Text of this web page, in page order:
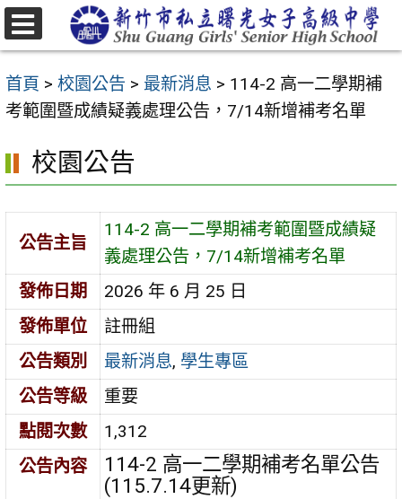
跳
至
要
內
區
首頁 > 校園公告 > 最新消息 > 114-2 高一二學期補
考範圍暨成績疑義處理公告，7/14新增補考名單
校園公告
公告主旨
114-2 高一二學期補考範圍暨成績疑
義處理公告，7/14新增補考名單
發佈日期
2026 年 6 月 25 日
發佈單位
註冊組
公告類別
最新消息, 學生專區
公告等級
重要
點閱次數
1,312
公告內容
114-2 高一二學期補考名單公告
(115.7.14更新)
選
單